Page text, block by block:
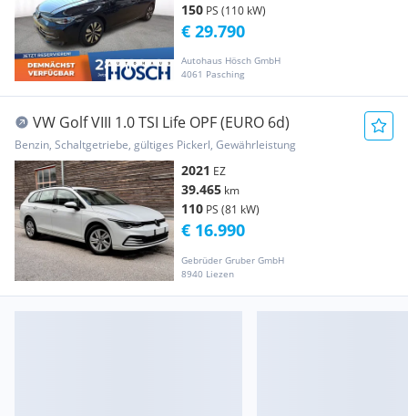
150 PS (110 kW)
Autohaus Hösch GmbH
4061 Pasching
€ 29.790
VW Golf VIII 1.0 TSI Life OPF (EURO 6d)
Benzin, Schaltgetriebe, gültiges Pickerl, Gewährleistung
2021 EZ
39.465 km
110 PS (81 kW)
Gebrüder Gruber GmbH
8940 Liezen
€ 16.990